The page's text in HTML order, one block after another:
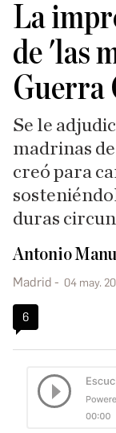
La
de 'las
Guerra
Se le
madrinas
creó para
duras
Antonio
Madrid 04 may.
6